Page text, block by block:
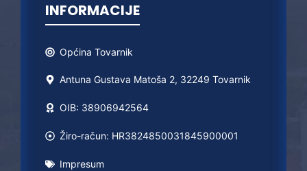
INFORMACIJE
Općina Tovarnik
Antuna Gustava Matoša 2, 32249 Tovarnik
OIB: 38906942564
Žiro-račun: HR3824850031845900001
Impresum